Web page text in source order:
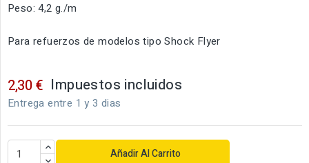
Peso: 4,2 g./m
Para refuerzos de modelos tipo Shock Flyer
2,30 € Impuestos incluidos
Entrega entre 1 y 3 dias
Añadir Al Carrito